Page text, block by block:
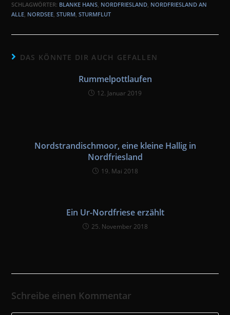
SCHLAGWÖRTER: BLANKE HANS, NORDFRIESLAND, NORDFRIESLAND AN
ALLE, NORDSEE, STURM, STURMFLUT
DAS KÖNNTE DIR AUCH GEFALLEN
Rummelpottlaufen
12. Januar 2019
Nordstrandischmoor, eine kleine Hallig in
Nordfriesland
19. Mai 2018
Ein Ur-Nordfriese erzählt
25. November 2018
Schreibe einen Kommentar